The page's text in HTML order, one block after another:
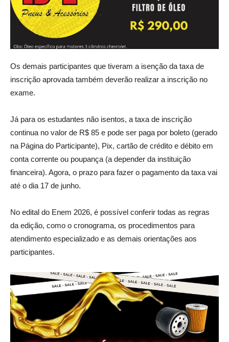
Os demais participantes que tiveram a isenção da taxa de
inscrição aprovada também deverão realizar a inscrição no
exame.
Já para os estudantes não isentos, a taxa de inscrição
continua no valor de R$ 85 e pode ser paga por boleto (gerado
na Página do Participante), Pix, cartão de crédito e débito em
conta corrente ou poupança (a depender da instituição
financeira). Agora, o prazo para fazer o pagamento da taxa vai
até o dia 17 de junho.
No edital do Enem 2026, é possível conferir todas as regras
da edição, como o cronograma, os procedimentos para
atendimento especializado e as demais orientações aos
participantes.